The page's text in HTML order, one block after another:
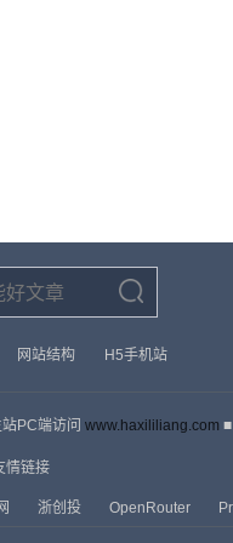
网站结构 H5手机站
PC端访问 www.haxililiang.com ■
情链接
浙创投 OpenRouter